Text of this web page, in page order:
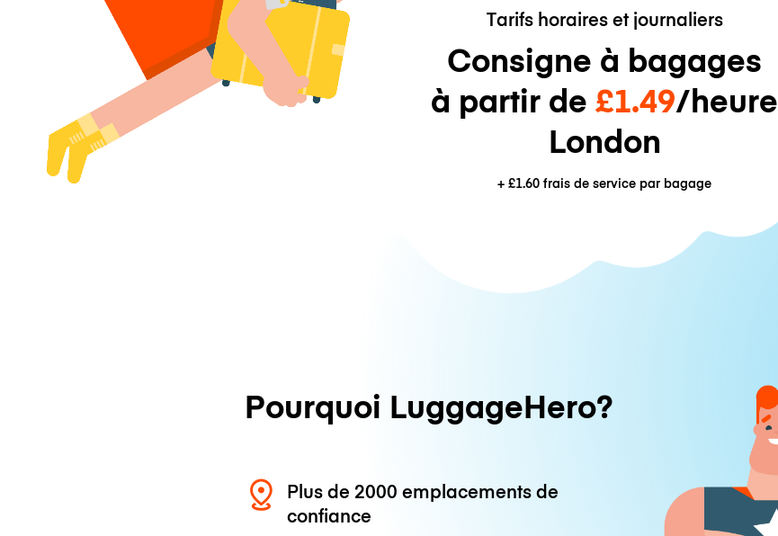
Tarifs horaires et journaliers
Consigne à bagages
à partir de £1.49/heure
London
+ £1.60 frais de service par bagage
Pourquoi LuggageHero?
Plus de 2000 emplacements de
confiance